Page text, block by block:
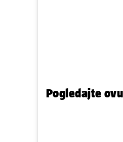
Pogledajte